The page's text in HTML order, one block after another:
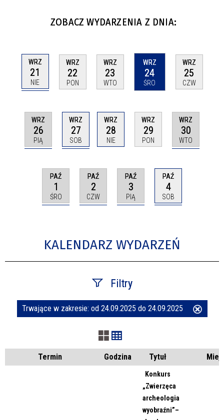
ZOBACZ WYDARZENIA Z DNIA:
WRZ
21
NIE
WRZ
22
PON
WRZ
23
WTO
WRZ
24
ŚRO
WRZ
25
CZW
WRZ
26
PIĄ
WRZ
27
SOB
WRZ
28
NIE
WRZ
29
PON
WRZ
30
WTO
PAŹ
1
ŚRO
PAŹ
2
CZW
PAŹ
3
PIĄ
PAŹ
4
SOB
KALENDARZ WYDARZEŃ
Filtry
Szukana fraza
Kategoria
Trwające w zakresie: od 24.09.2025 do 24.09.2025
Termin Godzina Tytuł
Konkurs
„Zwierzęca
archeologia
wyobraźni”–